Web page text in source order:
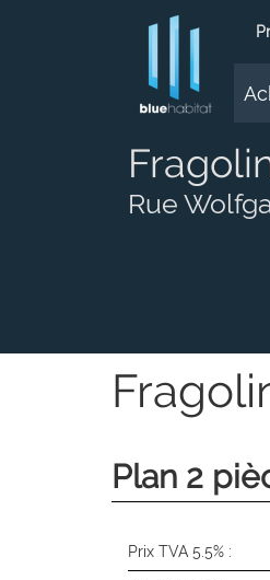
Rue
Plan 2
Prix TVA 5.5% :